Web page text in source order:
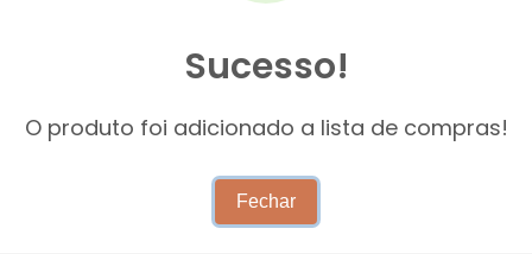
Sucesso!
O produto foi adicionado a lista de compras!
Fechar